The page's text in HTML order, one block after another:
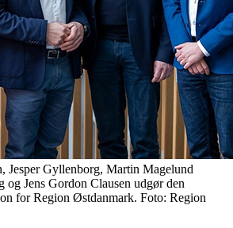
Jesper Gyllenborg, Martin Magelund
og Jens Gordon Clausen udgør den
for Region Østdanmark. Foto: Region